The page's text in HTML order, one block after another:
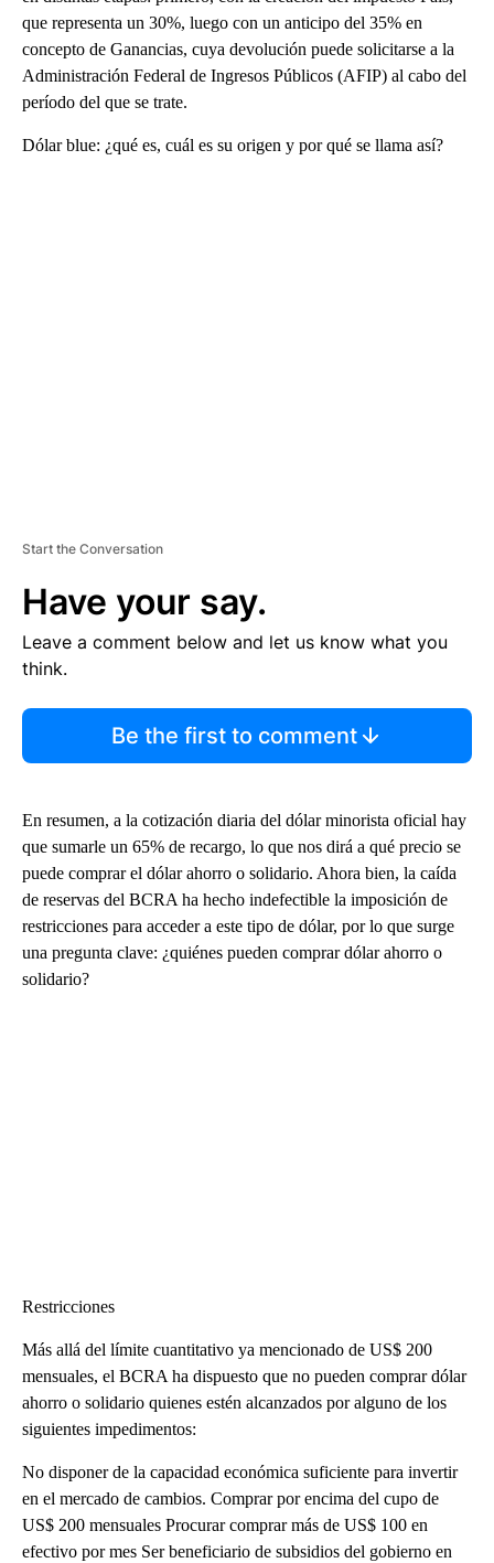
que representa un 30%, luego con un anticipo del 35% en
concepto de Ganancias, cuya devolución puede solicitarse a la
Administración Federal de Ingresos Públicos (AFIP) al cabo del
período del que se trate.
Dólar blue: ¿qué es, cuál es su origen y por qué se llama así?
Start the Conversation
Have your say.
Leave a comment below and let us know what you
think.
Be the first to comment
En resumen, a la cotización diaria del dólar minorista oficial hay
que sumarle un 65% de recargo, lo que nos dirá a qué precio se
puede comprar el dólar ahorro o solidario. Ahora bien, la caída
de reservas del BCRA ha hecho indefectible la imposición de
restricciones para acceder a este tipo de dólar, por lo que surge
una pregunta clave: ¿quiénes pueden comprar dólar ahorro o
solidario?
Restricciones
Más allá del límite cuantitativo ya mencionado de US$ 200
mensuales, el BCRA ha dispuesto que no pueden comprar dólar
ahorro o solidario quienes estén alcanzados por alguno de los
siguientes impedimentos:
No disponer de la capacidad económica suficiente para invertir
en el mercado de cambios. Comprar por encima del cupo de
US$ 200 mensuales Procurar comprar más de US$ 100 en
efectivo por mes Ser beneficiario de subsidios del gobierno en